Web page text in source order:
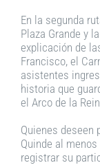
En la segunda
Plaza Grande y
explicación de
Francisco, el
asistentes
historia que
el Arco de la
Quienes deseen
Quinde al
registrar su